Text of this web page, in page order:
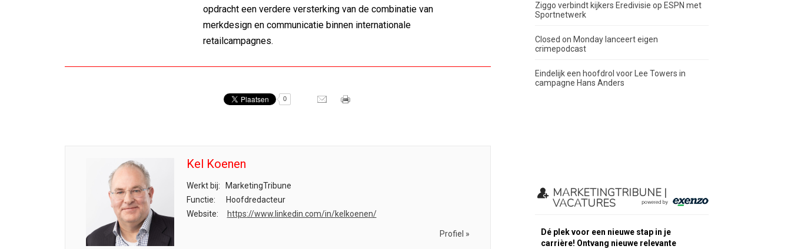
opdracht een verdere versterking van de combinatie van
merkdesign en communicatie binnen internationale
retailcampagnes.
0
Kel Koenen
Werkt bij:
MarketingTribune
Functie:
Hoofdredacteur
Website:
https://www.linkedin.com/in/kelkoenen/
Profiel »
Ziggo verbindt kijkers Eredivisie op ESPN met
Sportnetwerk
Closed on Monday lanceert eigen
crimepodcast
Eindelijk een hoofdrol voor Lee Towers in
campagne Hans Anders
MARKETINGTRIBUNE |
VACATURES
Dé plek voor een nieuwe stap in je
carrière! Ontvang nieuwe relevante